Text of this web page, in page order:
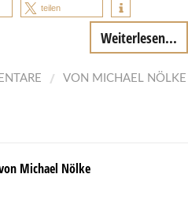
teilen
Weiterlesen...
/ VON MICHAEL NÖLKE
Michael Nölke